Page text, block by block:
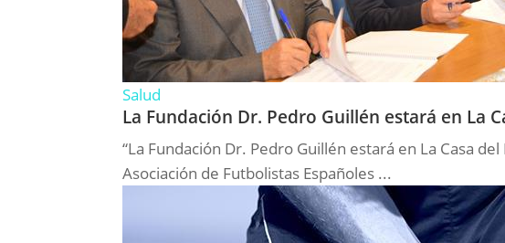
Salud
La Fundación Dr. Pedro Guillén estará en La
“La Fundación Dr. Pedro Guillén estará en La Casa
Asociación de Futbolistas Españoles ...